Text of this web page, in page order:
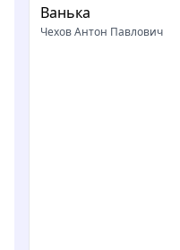
Ванька
Чехов Антон Павлович